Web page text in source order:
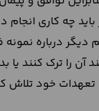
چه کاری انجام
درباره نمونه
آن را ترک کنند یا
تعهدات خود تلاش